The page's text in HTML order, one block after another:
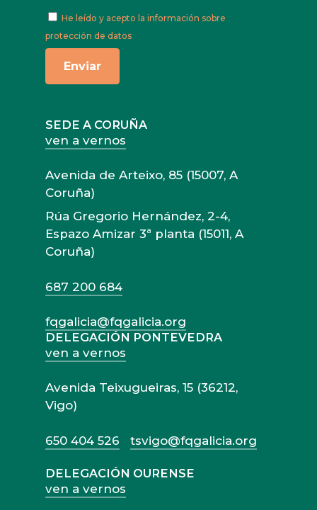
He leído y acepto la información sobre
protección de datos
SEDE A CORUÑA
ven a vernos
Avenida de Arteixo, 85 (15007, A
Coruña)
Rúa Gregorio Hernández, 2-4,
Espazo Amizar 3ª planta (15011, A
Coruña)
687 200 684
fqgalicia@fqgalicia.org
DELEGACIÓN PONTEVEDRA
ven a vernos
Avenida Teixugueiras, 15 (36212,
Vigo)
650 404 526 tsvigo@fqgalicia.org
DELEGACIÓN OURENSE
ven a vernos